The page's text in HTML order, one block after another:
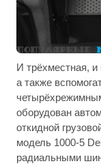
И трёхместная,
а также
оборудован
откидной
модель 1000-5
радиальными